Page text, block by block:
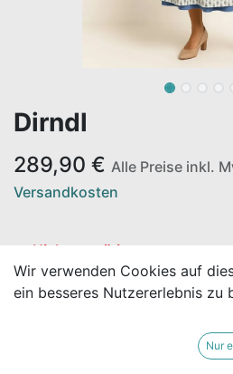
Dirndl
289,90 € Alle Preise inkl.
Versandkosten
Nicht vorrätig
Erhalten Sie eine
vorrätig
Für später
Wir verwenden Cookies auf
ein besseres Nutzererlebnis zu
Nur